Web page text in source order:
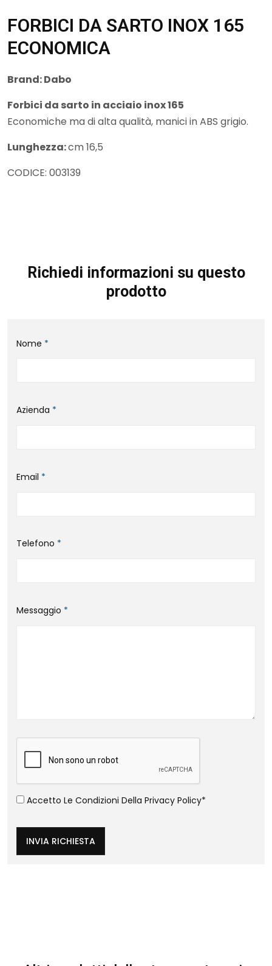
FORBICI DA SARTO INOX 165
ECONOMICA
Brand:Dabo
Forbici da sarto in acciaio inox 165
Economiche ma di alta qualità, manici in ABS grigio.
Lunghezza:cm 16,5
CODICE: 003139
Richiedi informazioni su questo
prodotto
Nome *
Azienda *
Email *
Telefono *
Messaggio *
Accetto Le Condizioni Della Privacy Policy*
INVIA RICHIESTA